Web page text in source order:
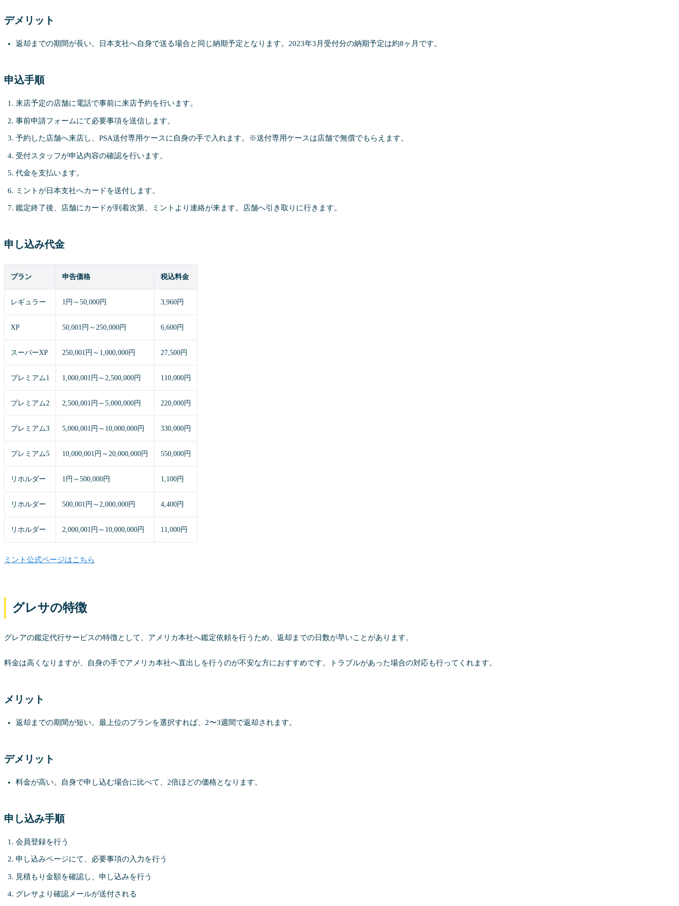
デメリット
返却までの期間が長い。日本支社へ自身で送る場合と同じ納期予定となります。2023年3月受付分の納期予定は約8ヶ月です。
申込手順
来店予定の店舗に電話で事前に来店予約を行います。
事前申請フォームにて必要事項を送信します。
予約した店舗へ来店し、PSA送付専用ケースに自身の手で入れます。※送付専用ケースは店舗で無償でもらえます。
受付スタッフが申込内容の確認を行います。
代金を支払います。
ミントが日本支社へカードを送付します。
鑑定終了後、店舗にカードが到着次第、ミントより連絡が来ます。店舗へ引き取りに行きます。
申し込み代金
プラン 申告価格 税込料金
レギュラー 1円～50,000円 3,960円
XP 50,001円～250,000円 6,600円
スーパーXP 250,001円～1,000,000円 27,500円
プレミアム1 1,000,001円～2,500,000円 110,000円
プレミアム2 2,500,001円～5,000,000円 220,000円
プレミアム3 5,000,001円～10,000,000円 330,000円
プレミアム5 10,000,001円～20,000,000円 550,000円
リホルダー 1円～500,000円 1,100円
リホルダー 500,001円～2,000,000円 4,400円
リホルダー 2,000,001円～10,000,000円 11,000円
ミント公式ページはこちら
グレサの特徴
グレアの鑑定代行サービスの特徴として、アメリカ本社へ鑑定依頼を行うため、返却までの日数が早いことがあります。
料金は高くなりますが、自身の手でアメリカ本社へ直出しを行うのが不安な方におすすめです。トラブルがあった場合の対応も行ってくれます。
メリット
返却までの期間が短い。最上位のプランを選択すれば、2〜3週間で返却されます。
デメリット
料金が高い。自身で申し込む場合に比べて、2倍ほどの価格となります。
申し込み手順
会員登録を行う
申し込みページにて、必要事項の入力を行う
見積もり金額を確認し、申し込みを行う
グレサより確認メールが送付される